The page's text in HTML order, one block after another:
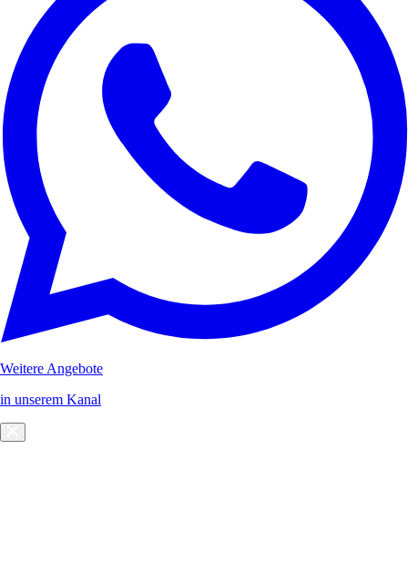
Weitere Angebote
in unserem Kanal